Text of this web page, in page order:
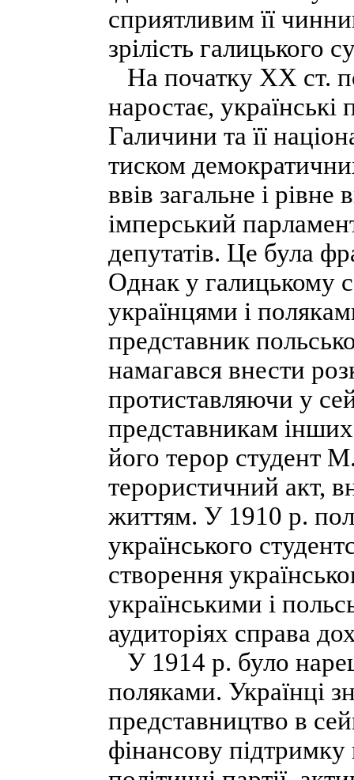
сприятливим її
зрілість галицького
На початку XX ст.
наростає, українські
Галичини та її
тиском
ввів загальне і
імперський
депутатів. Це була
Однак у галицькому
українцями і
представник
намагався внести
протиставляючи у
представникам
його терор студент
терористичний акт,
життям. У 1910 р.
українського
створення
українськими і
аудиторіях справа
У 1914 р. було
поляками. Українці
представництво в
фінансову